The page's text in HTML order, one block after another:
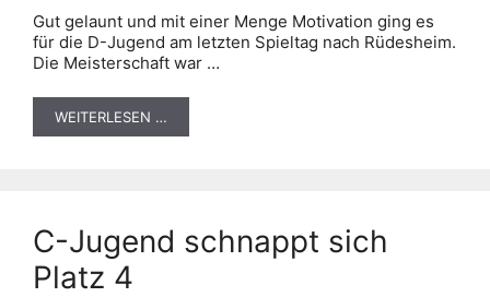
Gut gelaunt und mit einer Menge Motivation ging es
für die D-Jugend am letzten Spieltag nach Rüdesheim.
Die Meisterschaft war …
WEITERLESEN …
C-Jugend schnappt sich
Platz 4